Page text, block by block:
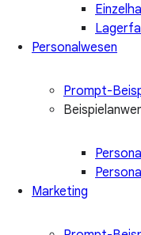
Personalwesen
Prompt-
Marketing